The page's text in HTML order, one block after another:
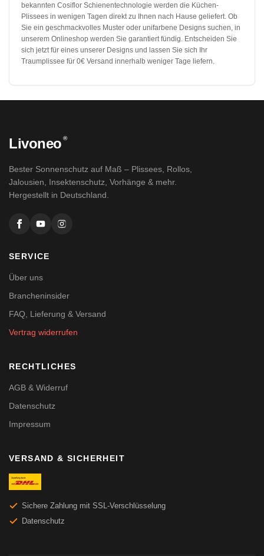
bekannten Cosiflor Schienentechnologie werden die Küchen-
Plissees in wenigen Tagen direkt zu Ihnen nach Hause geliefert. Ob
Sie ein geschmackvolles Muster oder unifarbene Designs suchen, in
unserem Onlineshop werden Sie garantiert fündig. Entscheiden Sie
sich jetzt für eines unserer Designs und lassen Sie sich Ihr
Traumplissee für 0€ Versand innerhalb weniger Tage liefern.
Livoneo ®
Bester Sonnenschutz auf Maß – Plissees, Rollos,
Jalousien, Insektenschutz, Vorhänge & mehr.
Hergestellt in Deutschland.
SERVICE
Über uns
Brancheninsider
FAQ, Lieferung & Versand
Vertrag widerrufen
RECHTLICHES
AGB & Widerruf
Datenschutz
Impressum
VERSAND & SICHERHEIT
Sichere Zahlung mit SSL-Verschlüsselung
Datenschutz